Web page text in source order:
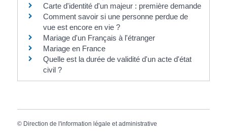
Carte d'identité d'un majeur : première demande
Comment savoir si une personne perdue de
vue est encore en vie ?
Mariage d'un Français à l'étranger
Mariage en France
Quelle est la durée de validité d'un acte d'état
civil ?
© Direction de l'information légale et administrative